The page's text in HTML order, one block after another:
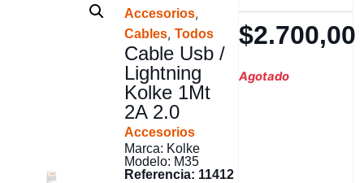
Accesorios,
Cables, Todos
Cable Usb /
Lightning
Kolke 1Mt
2A 2.0
Accesorios
Marca: Kolke
Modelo: M35
Referencia: 11412
$2.700,00
Agotado